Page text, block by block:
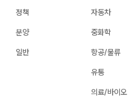
정책
분양
일반
자동차
중화학
항공/물류
유통
의료/바이오